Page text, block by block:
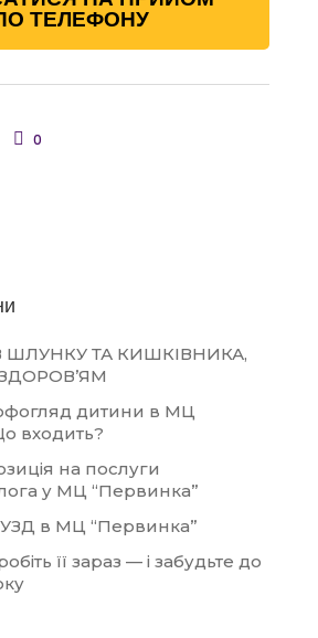
ТЕЛЕФОНУ
0
ШЛУНКУ ТА КИШКІВНИКА,
дитини в МЦ
входить?
на послуги
у МЦ “Первинка”
УЗД в МЦ “Первинка”
її зараз — і забудьте до